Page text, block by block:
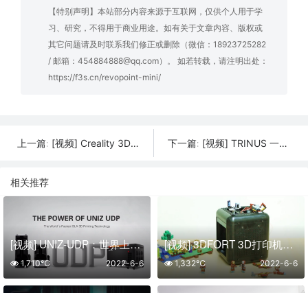
【特别声明】本站部分内容来源于互联网，仅供个人用于学
习、研究，不得用于商业用途。如有关于文章内容、版权或
其它问题请及时联系我们修正或删除（微信：18923725282
/ 邮箱：454884888@qq.com）。 如若转载，请注明出处：
https://f3s.cn/revopoint-mini/
上一篇: [视频] Creality 3DPrintMill(CR-30)- 适合所有人的皮带3D打印机 下一篇: [视频] TRINUS 一款高品质 经济实惠且简单易用的全金属3D打印机
相关推荐
[视频] UNIZ-UDP：世界上最快的光固化3D打印机技术
2022-6-6
1,710℃
[视频] 3DFORT 3D打印机——打印任何你想要的东西
2022-6-6
1,332℃